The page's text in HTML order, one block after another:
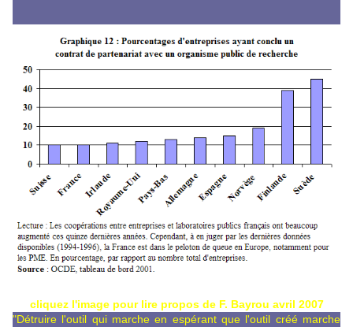
cliquez l'image pour lire propos de F. Bayrou avril 2007
"Détruire l'outil qui marche en espérant que l'outil créé marche